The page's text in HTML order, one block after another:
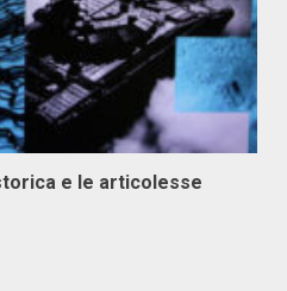
e le articolesse